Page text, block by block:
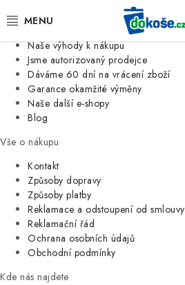
Jsme tradiční česká firma
Naše výhody k nákupu
Jsme autorizovaný prodejce
Dáváme 60 dní na vrácení zboží
Garance okamžité výměny
Naše další e-shopy
Blog
Vše o nákupu
Kontakt
Způsoby dopravy
Způsoby platby
Reklamace a odstoupení od smlouvy
Reklamační řád
Ochrana osobních údajů
Obchodní podmínky
Kde nás najdete
KOŠE
SÁČKY
KUCHYNĚ
ORGANIZACE
DOMÁCNOST
ÚKLID